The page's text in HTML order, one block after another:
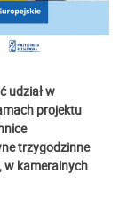
udział w
projektu
trzygodzinne
kameralnych